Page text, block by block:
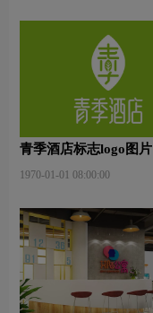
青季酒店标志logo图片
1970-01-01 08:00:00